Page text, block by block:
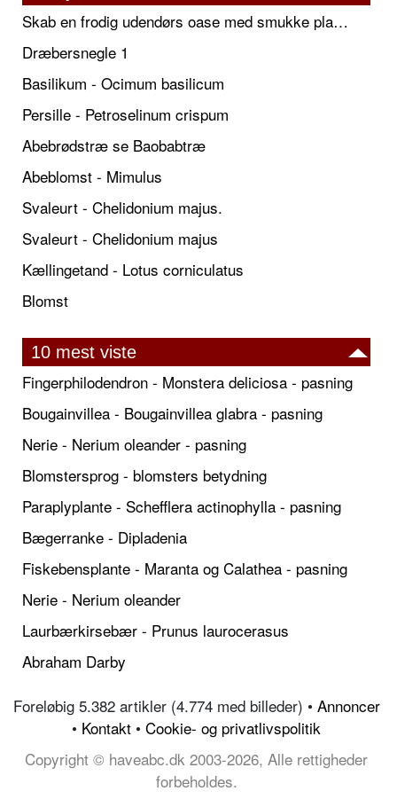
Skab en frodig udendørs oase med smukke plantekrukker og elegante espalier
Dræbersnegle 1
Basilikum - Ocimum basilicum
Persille - Petroselinum crispum
Abebrødstræ se Baobabtræ
Abeblomst - Mimulus
Svaleurt - Chelidonium majus.
Svaleurt - Chelidonium majus
Kællingetand - Lotus corniculatus
Blomst
10 mest viste
Fingerphilodendron - Monstera deliciosa - pasning
Bougainvillea - Bougainvillea glabra - pasning
Nerie - Nerium oleander - pasning
Blomstersprog - blomsters betydning
Paraplyplante - Schefflera actinophylla - pasning
Bægerranke - Dipladenia
Fiskebensplante - Maranta og Calathea - pasning
Nerie - Nerium oleander
Laurbærkirsebær - Prunus laurocerasus
Abraham Darby
Foreløbig 5.382 artikler (4.774 med billeder) • Annoncer
• Kontakt • Cookie- og privatlivspolitik
Copyright © haveabc.dk 2003-2026, Alle rettigheder
forbeholdes.